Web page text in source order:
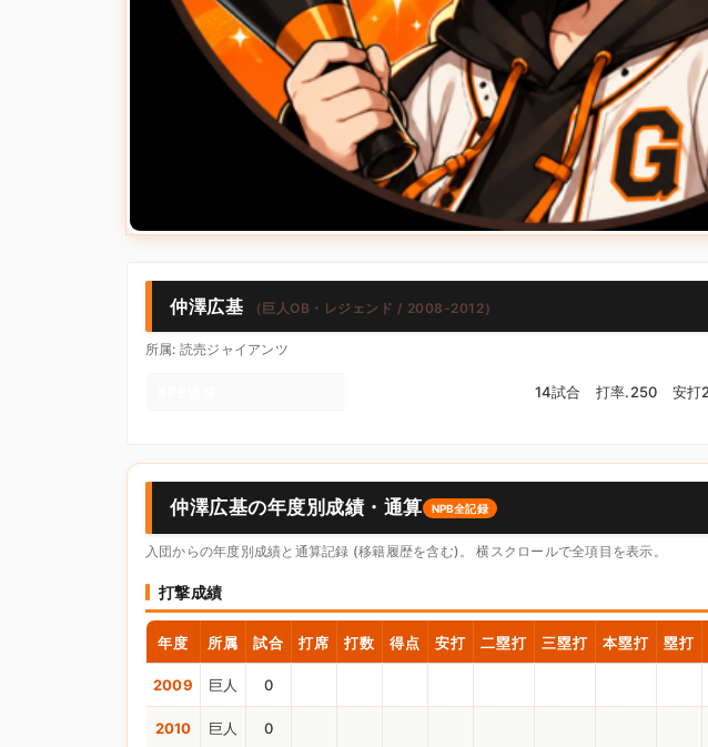
仲澤広基 （巨人OB・レジェンド / 2008-2012）
所属: 読売ジャイアンツ
14試合 打率.250 安打
仲澤広基の年度別成績・通算 NPB全記録
入団からの年度別成績と通算記録 (移籍履歴を含む)。 横スクロールで全項目を表示。
打撃成績
年度 所属 試合 打席 打数 得点 安打 二塁打 三塁打 本塁打 塁打
2009 巨人 0
2010 巨人 0